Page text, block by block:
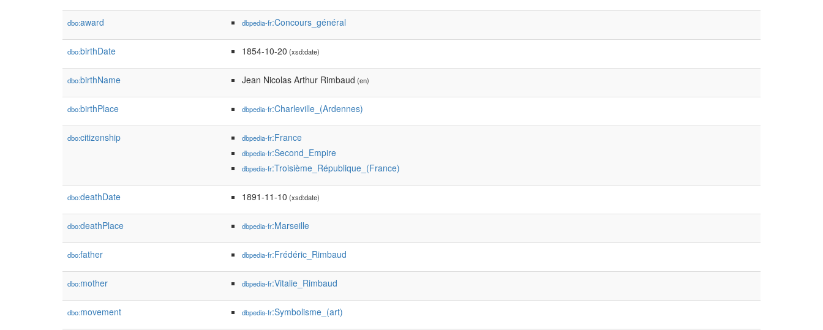
dbo:award dbpedia-fr:Concours_général
dbo:birthDate 1854-10-20 (xsd:date)
dbo:birthName Jean Nicolas Arthur Rimbaud (en)
dbo:birthPlace dbpedia-fr:Charleville_(Ardennes)
dbo:citizenship dbpedia-fr:France
dbpedia-fr:Second_Empire
dbpedia-fr:Troisième_République_(France)
dbo:deathDate 1891-11-10 (xsd:date)
dbo:deathPlace dbpedia-fr:Marseille
dbo:father dbpedia-fr:Frédéric_Rimbaud
dbo:mother dbpedia-fr:Vitalie_Rimbaud
dbo:movement dbpedia-fr:Symbolisme_(art)